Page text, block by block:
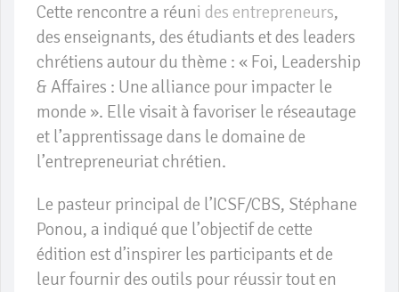
Cette rencontre a réuni des entrepreneurs,
des enseignants, des étudiants et des leaders
chrétiens autour du thème : « Foi, Leadership
& Affaires : Une alliance pour impacter le
monde ». Elle visait à favoriser le réseautage
et l’apprentissage dans le domaine de
l’entrepreneuriat chrétien.
Le pasteur principal de l’ICSF/CBS, Stéphane
Ponou, a indiqué que l’objectif de cette
édition est d’inspirer les participants et de
leur fournir des outils pour réussir tout en